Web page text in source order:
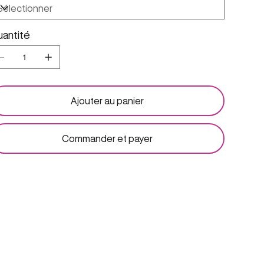
Ajouter au panier
Commander et payer